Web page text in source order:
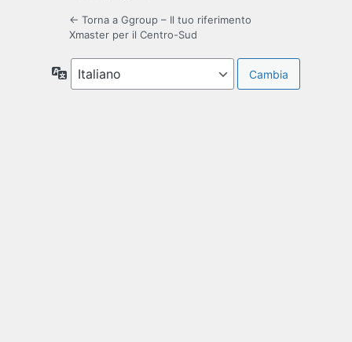
← Torna a Ggroup – Il tuo riferimento
Xmaster per il Centro-Sud
Lingua